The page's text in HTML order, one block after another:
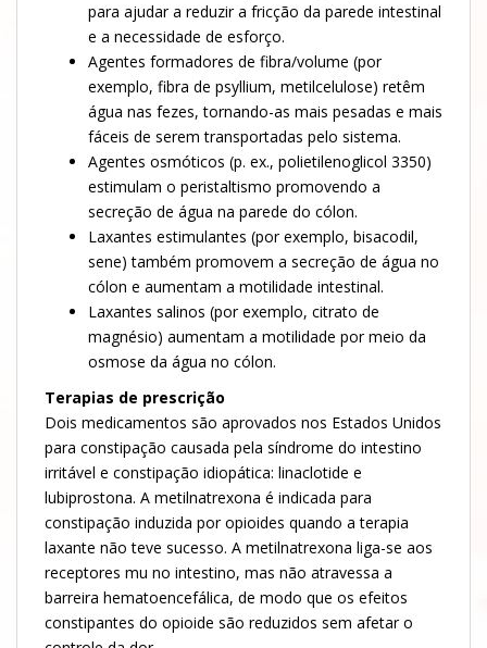
para ajudar a reduzir a fricção da parede intestinal
e a necessidade de esforço.
Agentes formadores de fibra/volume (por
exemplo, fibra de psyllium, metilcelulose) retêm
água nas fezes, tornando-as mais pesadas e mais
fáceis de serem transportadas pelo sistema.
Agentes osmóticos (p. ex., polietilenoglicol 3350)
estimulam o peristaltismo promovendo a
secreção de água na parede do cólon.
Laxantes estimulantes (por exemplo, bisacodil,
sene) também promovem a secreção de água no
cólon e aumentam a motilidade intestinal.
Laxantes salinos (por exemplo, citrato de
magnésio) aumentam a motilidade por meio da
osmose da água no cólon.
Terapias de prescrição
Dois medicamentos são aprovados nos Estados Unidos
para constipação causada pela síndrome do intestino
irritável e constipação idiopática: linaclotide e
lubiprostona. A metilnatrexona é indicada para
constipação induzida por opioides quando a terapia
laxante não teve sucesso. A metilnatrexona liga-se aos
receptores mu no intestino, mas não atravessa a
barreira hematoencefálica, de modo que os efeitos
constipantes do opioide são reduzidos sem afetar o